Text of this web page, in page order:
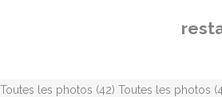
Toutes les photos (42) Toutes les photos